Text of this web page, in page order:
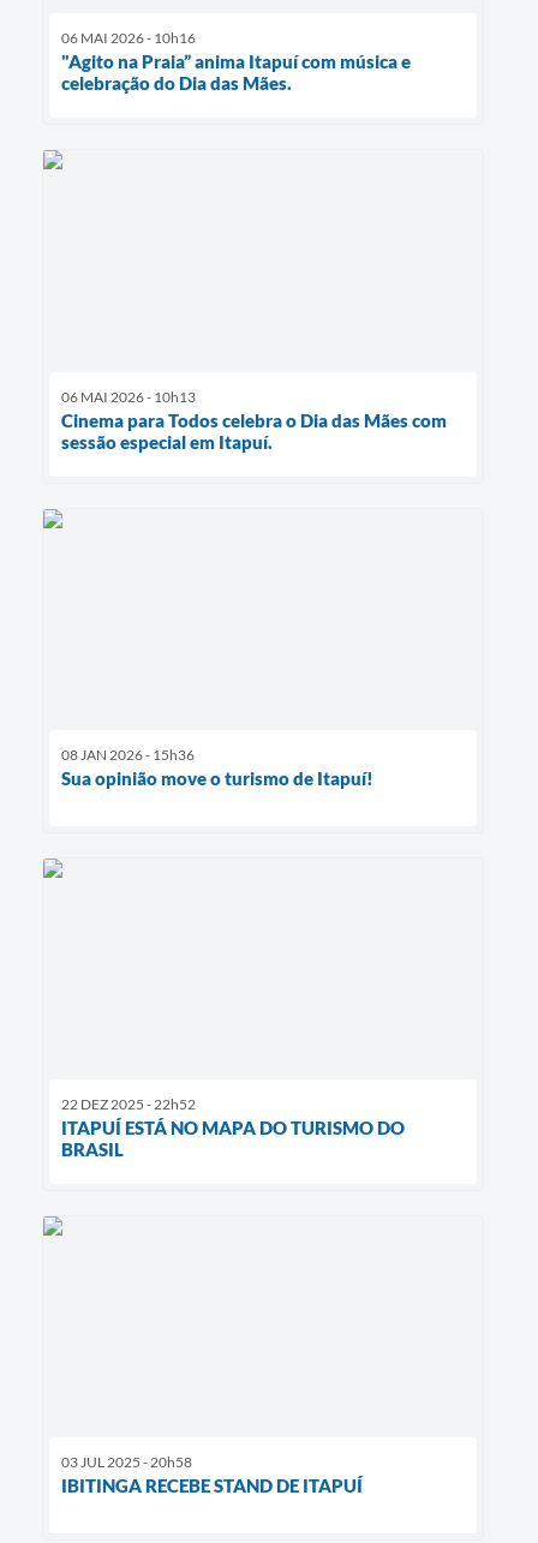
06 MAI 2026 - 10h16
"Agito na Praia” anima Itapuí com música e
celebração do Dia das Mães.
06 MAI 2026 - 10h13
Cinema para Todos celebra o Dia das Mães com
sessão especial em Itapuí.
08 JAN 2026 - 15h36
Sua opinião move o turismo de Itapuí!
22 DEZ 2025 - 22h52
ITAPUÍ ESTÁ NO MAPA DO TURISMO DO
BRASIL
03 JUL 2025 - 20h58
IBITINGA RECEBE STAND DE ITAPUÍ